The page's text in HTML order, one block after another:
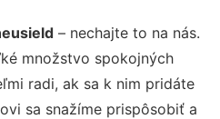
– nechajte to na nás.
množstvo spokojných
radi, ak sa k nim pridáte
sa snažíme prispôsobiť a